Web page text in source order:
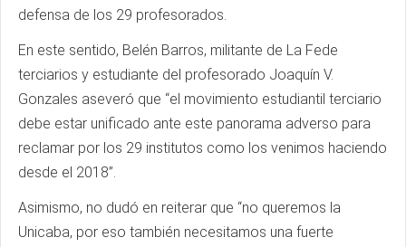
defensa de los 29 profesorados.
En este sentido, Belén Barros, militante de La Fede
terciarios y estudiante del profesorado Joaquín V.
Gonzales aseveró que “el movimiento estudiantil terciario
debe estar unificado ante este panorama adverso para
reclamar por los 29 institutos como los venimos haciendo
desde el 2018”.
Asimismo, no dudó en reiterar que “no queremos la
Unicaba, por eso también necesitamos una fuerte